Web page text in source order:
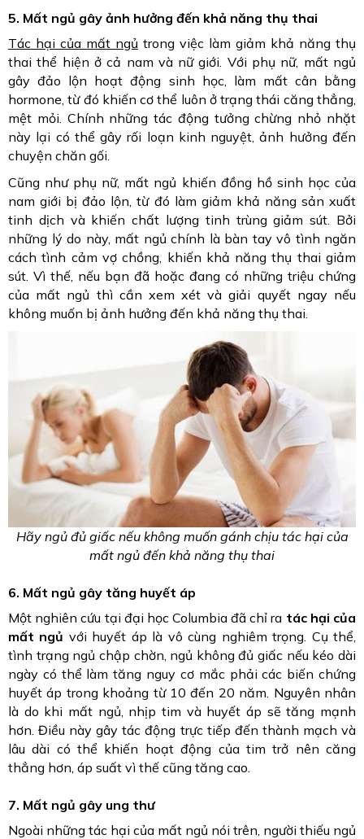
5. Mất ngủ gây ảnh hưởng đến khả năng thụ thai
Tác hại của mất ngủ trong việc làm giảm khả năng thụ
thai thể hiện ở cả nam và nữ giới. Với phụ nữ, mất ngủ
gây đảo lộn hoạt động sinh học, làm mất cân bằng
hormone, từ đó khiến cơ thể luôn ở trạng thái căng thẳng,
mệt mỏi. Chính những tác động tưởng chừng nhỏ nhặt
này lại có thể gây rối loạn kinh nguyệt, ảnh hưởng đến
chuyện chăn gối.
Cũng như phụ nữ, mất ngủ khiến đồng hồ sinh học của
nam giới bị đảo lộn, từ đó làm giảm khả năng sản xuất
tinh dịch và khiến chất lượng tinh trùng giảm sút. Bởi
những lý do này, mất ngủ chính là bàn tay vô tình ngăn
cách tình cảm vợ chồng, khiến khả năng thụ thai giảm
sút. Vì thế, nếu bạn đã hoặc đang có những triệu chứng
của mất ngủ thì cần xem xét và giải quyết ngay nếu
không muốn bị ảnh hưởng đến khả năng thụ thai.
Hãy ngủ đủ giấc nếu không muốn gánh chịu tác hại của
mất ngủ đến khả năng thụ thai
6. Mất ngủ gây tăng huyết áp
Một nghiên cứu tại đại học Columbia đã chỉ ra tác hại của
mất ngủ với huyết áp là vô cùng nghiêm trọng. Cụ thể,
tình trạng ngủ chập chờn, ngủ không đủ giấc nếu kéo dài
ngày có thể làm tăng nguy cơ mắc phải các biến chứng
huyết áp trong khoảng từ 10 đến 20 năm. Nguyên nhân
là do khi mất ngủ, nhịp tim và huyết áp sẽ tăng mạnh
hơn. Điều này gây tác động trực tiếp đến thành mạch và
lâu dài có thể khiến hoạt động của tim trở nên căng
thẳng hơn, áp suất vì thế cũng tăng cao.
7. Mất ngủ gây ung thư
Ngoài những tác hại của mất ngủ nói trên, người thiếu ngủ